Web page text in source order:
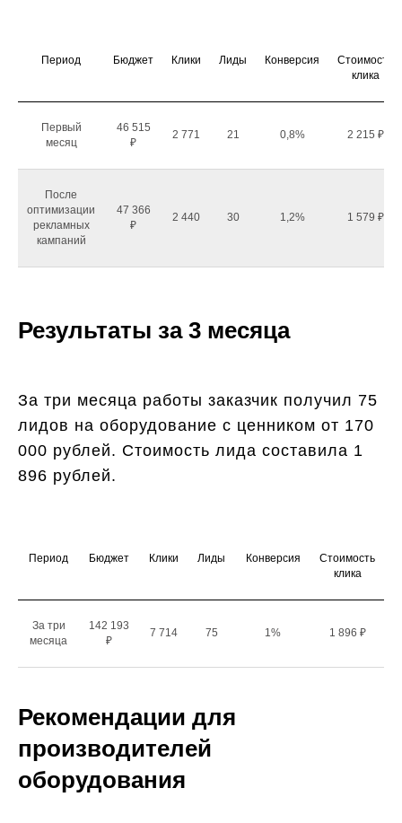
Период Бюджет Клики Лиды Конверсия
Стоимость
клика
Первый
месяц
46 515
₽
2 771 21 0,8% 2 215 ₽
После
оптимизации
рекламных
кампаний
47 366
₽
2 440 30 1,2% 1 579 ₽
Результаты за 3 месяца
За три месяца работы заказчик получил 75
лидов на оборудование с ценником от 170
000 рублей. Стоимость лида составила 1
896 рублей.
Период Бюджет Клики Лиды Конверсия
Стоимость
клика
За три
месяца
142 193
₽
7 714 75 1% 1 896 ₽
Рекомендации для
производителей
оборудования